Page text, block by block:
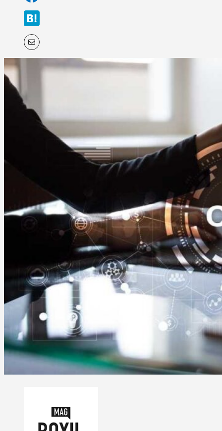
SaaS情報メディア byBOXIL